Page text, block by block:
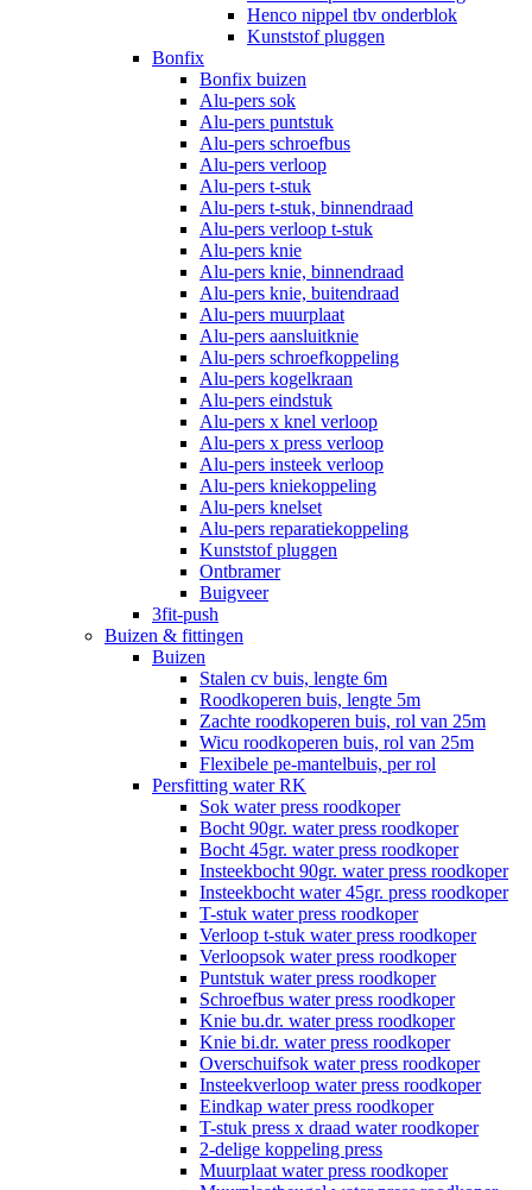
Henco nippel tbv onderblok
Kunststof pluggen
Bonfix
Bonfix buizen
Alu-pers sok
Alu-pers puntstuk
Alu-pers schroefbus
Alu-pers verloop
Alu-pers t-stuk
Alu-pers t-stuk, binnendraad
Alu-pers verloop t-stuk
Alu-pers knie
Alu-pers knie, binnendraad
Alu-pers knie, buitendraad
Alu-pers muurplaat
Alu-pers aansluitknie
Alu-pers schroefkoppeling
Alu-pers kogelkraan
Alu-pers eindstuk
Alu-pers x knel verloop
Alu-pers x press verloop
Alu-pers insteek verloop
Alu-pers kniekoppeling
Alu-pers knelset
Alu-pers reparatiekoppeling
Kunststof pluggen
Ontbramer
Buigveer
3fit-push
Buizen & fittingen
Buizen
Stalen cv buis, lengte 6m
Roodkoperen buis, lengte 5m
Zachte roodkoperen buis, rol van 25m
Wicu roodkoperen buis, rol van 25m
Flexibele pe-mantelbuis, per rol
Persfitting water RK
Sok water press roodkoper
Bocht 90gr. water press roodkoper
Bocht 45gr. water press roodkoper
Insteekbocht 90gr. water press roodkoper
Insteekbocht water 45gr. press roodkoper
T-stuk water press roodkoper
Verloop t-stuk water press roodkoper
Verloopsok water press roodkoper
Puntstuk water press roodkoper
Schroefbus water press roodkoper
Knie bu.dr. water press roodkoper
Knie bi.dr. water press roodkoper
Overschuifsok water press roodkoper
Insteekverloop water press roodkoper
Eindkap water press roodkoper
T-stuk press x draad water roodkoper
2-delige koppeling press
Muurplaat water press roodkoper